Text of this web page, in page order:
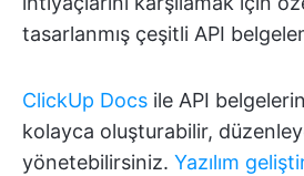
tasarlanmış çeşitli API
ClickUp Docs ile API
kolayca oluşturabilir,
yönetebilirsiniz. Yazılım